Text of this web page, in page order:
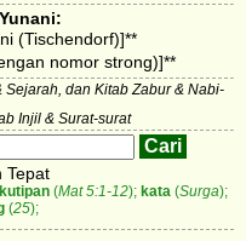
(Tischendorf)]**
nomor strong)]**
Sejarah, dan Kitab Zabur & Nabi-
Injil & Surat-surat
Tepat
kutipan(Mat 5:1-12); kata(Surga);
(25);